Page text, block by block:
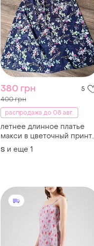
380 грн 5
400 грн
распродажа до 08 авг.
летнее длинное платье
макси в цветочный принт.
легкая, воздушная и
невероятно женственная.
S и еще 1